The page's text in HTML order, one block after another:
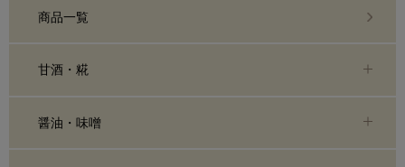
商品一覧
甘酒・糀
醤油・味噌